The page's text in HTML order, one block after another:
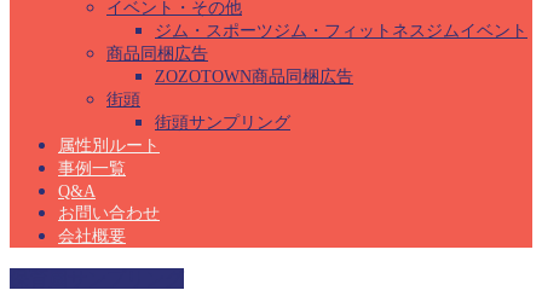
イベント・その他
ジム・スポーツジム・フィットネスジムイベント
商品同梱広告
ZOZOTOWN商品同梱広告
街頭
街頭サンプリング
属性別ルート
事例一覧
Q&A
お問い合わせ
会社概要